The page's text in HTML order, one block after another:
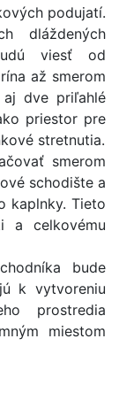
podujatí.
dláždených
viesť od
až smerom
dve priľahlé
priestor pre
stretnutia.
smerom
schodište a
kaplnky. Tieto
a celkovému
bude
k vytvoreniu
prostredia
miestom